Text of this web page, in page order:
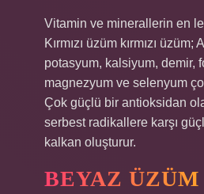
Vitamin ve minerallerin en
Kırmızı üzüm kırmızı
potasyum, kalsiyum, demir,
magnezyum ve selenyum
Çok güçlü bir antioksidan
serbest radikallere karşı
kalkan oluşturur.
BEYAZ